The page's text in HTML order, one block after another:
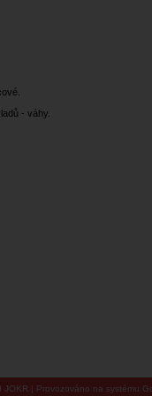
- váhy.
JOKR | Provozováno na systému